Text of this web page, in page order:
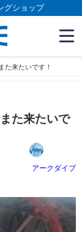
グショップ
た来たいです！
た来たいで
アークダイブ